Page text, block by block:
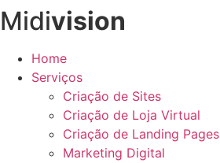
Ir
para
conteúdo
Midivision
Home
Serviços
Criação de Sites
Criação de Loja Virtual
Criação de Landing Pages
Marketing Digital